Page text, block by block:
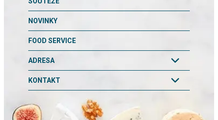
NOVINKY
FOOD SERVICE
ADRESA
KONTAKT